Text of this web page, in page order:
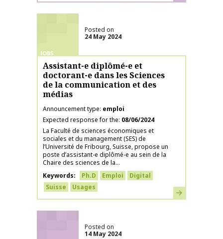
JOBS
Posted on
24 May 2024
Assistant-e diplômé-e et
doctorant-e dans les Sciences
de la communication et des
médias
Announcement type emploi
Expected response for the 08/06/2024
La Faculté de sciences économiques et
sociales et du management (SES) de
l’Université de Fribourg, Suisse, propose un
poste d’assistant-e diplômé-e au sein de la
Chaire des sciences de la...
Keywords
Ph.D Emploi
Digital
Suisse
Usages Learn more
Posted on
14 May 2024